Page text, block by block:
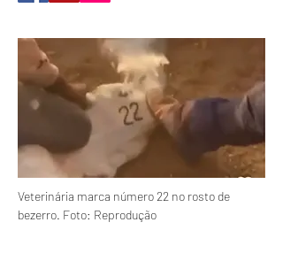
Veterinária marca número 22 no rosto de
bezerro. Foto: Reprodução